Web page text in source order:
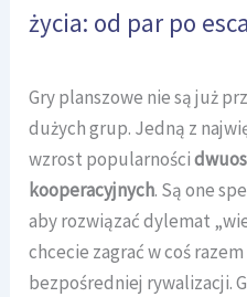
życia: od par po
Gry planszowe nie są już
dużych grup. Jedną z
wzrost popularności
kooperacyjnych. Są one
aby rozwiązać dylemat
chcecie zagrać w coś
bezpośredniej rywalizacji.